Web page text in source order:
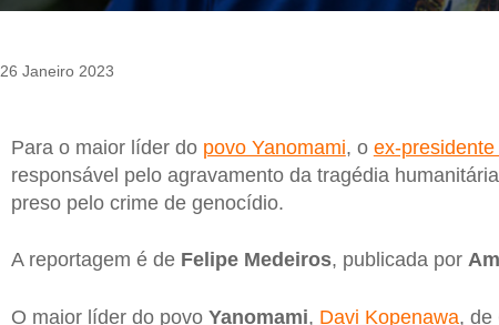
26 Janeiro 2023
Para o maior líder do povo Yanomami, o ex-
responsável pelo agravamento da tragédia
preso pelo crime de genocídio.
A reportagem é de Felipe Medeiros, publicada por
O maior líder do povo Yanomami, Davi Kopenawa, de